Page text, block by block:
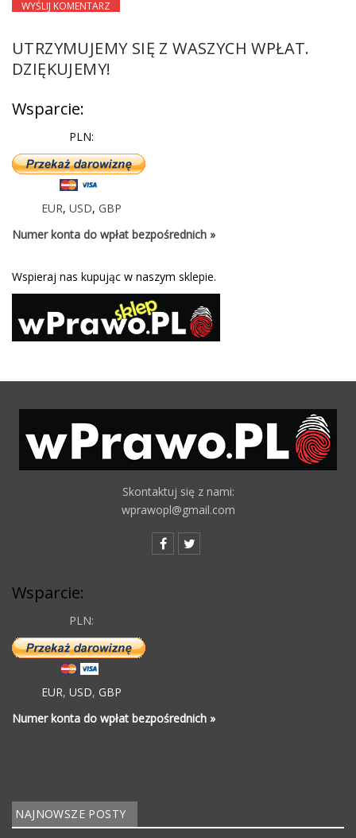
UTRZYMUJEMY SIĘ Z WASZYCH WPŁAT.
DZIĘKUJEMY!
Wsparcie:
PLN:
EUR, USD, GBP
Numer konta do wpłat bezpośrednich »
Wspieraj nas kupując w naszym sklepie.
Skontaktuj się z nami:
wprawopl@gmail.com
Wsparcie:
PLN:
EUR, USD, GBP
Numer konta do wpłat bezpośrednich »
NAJNOWSZE POSTY